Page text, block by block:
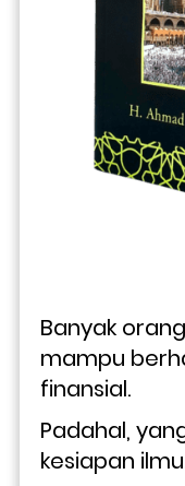
Banyak
mampu
finansial.
Padahal,
kesiapan